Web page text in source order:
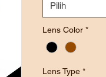
Pilih
Lens Color *
Lens Type *